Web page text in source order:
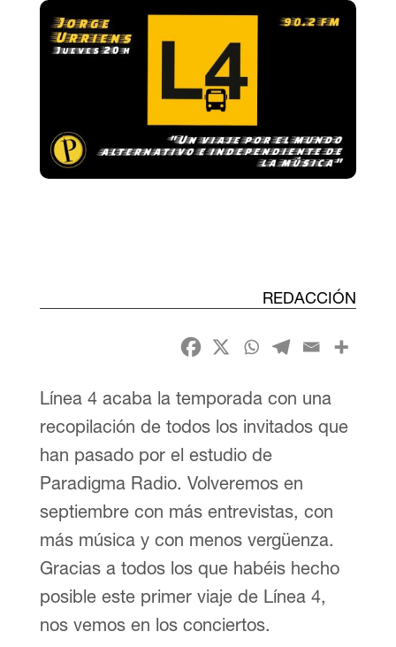
REDACCIÓN
Línea 4 acaba la temporada con una
recopilación de todos los invitados que
han pasado por el estudio de
Paradigma Radio. Volveremos en
septiembre con más entrevistas, con
más música y con menos vergüenza.
Gracias a todos los que habéis hecho
posible este primer viaje de Línea 4,
nos vemos en los conciertos.